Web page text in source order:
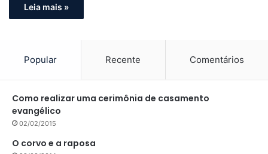
Leia mais »
Popular Recente Comentários
Como realizar uma cerimônia de casamento
evangélico
02/02/2015
O corvo e a raposa